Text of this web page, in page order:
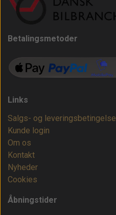
Betalingsmetoder
Links
Salgs- og
Kunde login
Om os
Kontakt
Nyheder
Cookies
Åbningstider